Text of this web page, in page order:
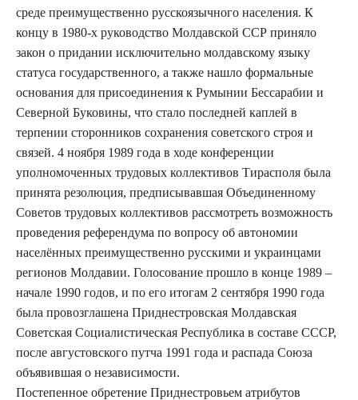
среде преимущественно русскоязычного населения. К
концу в 1980-х руководство Молдавской ССР приняло
закон о придании исключительно молдавскому языку
статуса государственного, а также нашло формальные
основания для присоединения к Румынии Бессарабии и
Северной Буковины, что стало последней каплей в
терпении сторонников сохранения советского строя и
связей. 4 ноября 1989 года в ходе конференции
уполномоченных трудовых коллективов Тирасполя была
принята резолюция, предписывавшая Объединенному
Советов трудовых коллективов рассмотреть возможность
проведения референдума по вопросу об автономии
населённых преимущественно русскими и украинцами
регионов Молдавии. Голосование прошло в конце 1989 –
начале 1990 годов, и по его итогам 2 сентября 1990 года
была провозглашена Приднестровская Молдавская
Советская Социалистическая Республика в составе СССР,
после августовского путча 1991 года и распада Союза
объявившая о независимости.
Постепенное обретение Приднестровьем атрибутов